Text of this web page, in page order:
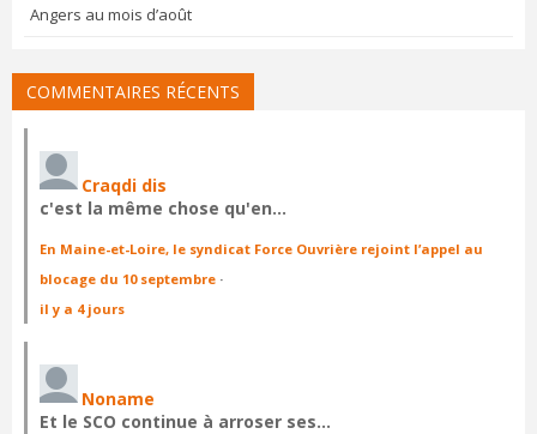
Angers au mois d’août
COMMENTAIRES RÉCENTS
Craqdi dis
c'est la même chose qu'en…
En Maine-et-Loire, le syndicat Force Ouvrière rejoint l’appel au
blocage du 10 septembre ·
il y a 4 jours
Noname
Et le SCO continue à arroser ses…